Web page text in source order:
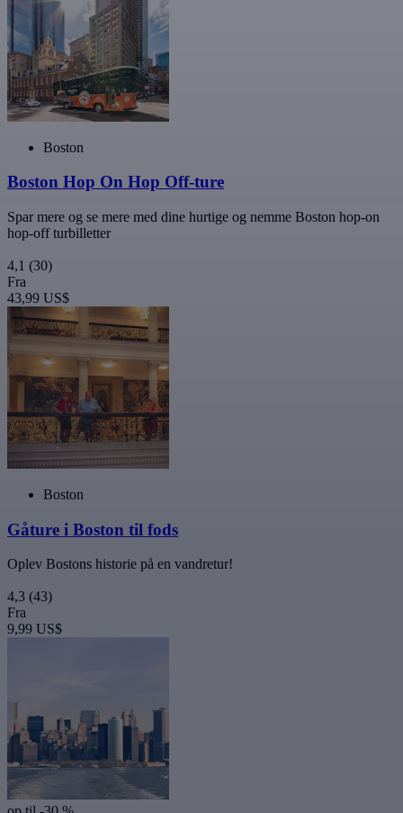
Boston
Boston Hop On Hop Off-ture
Spar mere og se mere med dine hurtige og nemme Boston hop-on
hop-off turbilletter
4,1 (30)
Fra
43,99 US$
Boston
Gåture i Boston til fods
Oplev Bostons historie på en vandretur!
4,3 (43)
Fra
9,99 US$